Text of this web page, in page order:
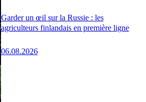
Garder un œil sur la Russie : les
agriculteurs finlandais en première ligne
06.08.2026